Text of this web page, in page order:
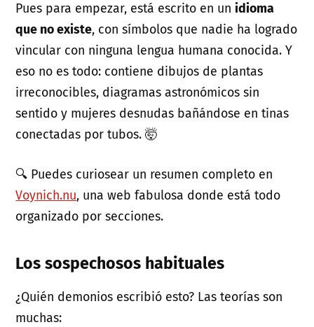
Pues para empezar, está escrito en unidioma
que no existe, con símbolos que nadie ha logrado
vincular con ninguna lengua humana conocida. Y
eso no es todo: contiene dibujos de plantas
irreconocibles, diagramas astronómicos sin
sentido y mujeres desnudas bañándose en tinas
conectadas por tubos. 🤯
🔍 Puedes curiosear un resumen completo en
Voynich.nu, una web fabulosa donde está todo
organizado por secciones.
Los sospechosos habituales
¿Quién demonios escribió esto? Las teorías son
muchas: